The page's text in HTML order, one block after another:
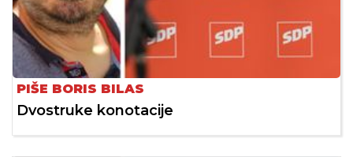
PIŠE BORIS BILAS
Dvostruke konotacije